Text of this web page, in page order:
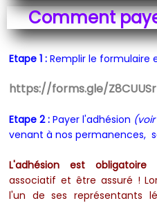
Comment
Etape 1 : Remplir le formulaire
https://forms.gle/
Etape 2 : Payer l'adhésion
venant à nos permanences,
L'adhésion est obligatoire
associatif et être assuré !
l'un de ses représentants